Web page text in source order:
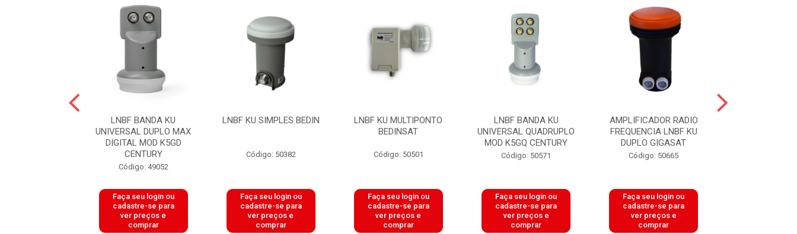
LNBF BANDA KU
UNIVERSAL DUPLO MAX
DIGITAL MOD K5GD
CENTURY
Código: 49052
Faça seu login ou
cadastre-se para
ver preços e
comprar
LNBF KU SIMPLES BEDIN
Código: 50382
Faça seu login ou
cadastre-se para
ver preços e
comprar
LNBF KU MULTIPONTO
BEDINSAT
Código: 50501
Faça seu login ou
cadastre-se para
ver preços e
comprar
LNBF BANDA KU
UNIVERSAL QUADRUPLO
MOD K5GQ CENTURY
Código: 50571
Faça seu login ou
cadastre-se para
ver preços e
comprar
AMPLIFICADOR RADIO
FREQUENCIA LNBF KU
DUPLO GIGASAT
Código: 50665
Faça seu login ou
cadastre-se para
ver preços e
comprar